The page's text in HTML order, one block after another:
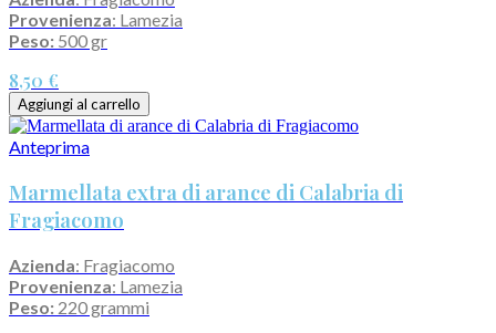
Provenienza: Lamezia
Peso: 500 gr
8,50 €
Aggiungi al carrello
Anteprima
Marmellata extra di arance di Calabria di
Fragiacomo
Azienda: Fragiacomo
Provenienza: Lamezia
Peso: 220 grammi